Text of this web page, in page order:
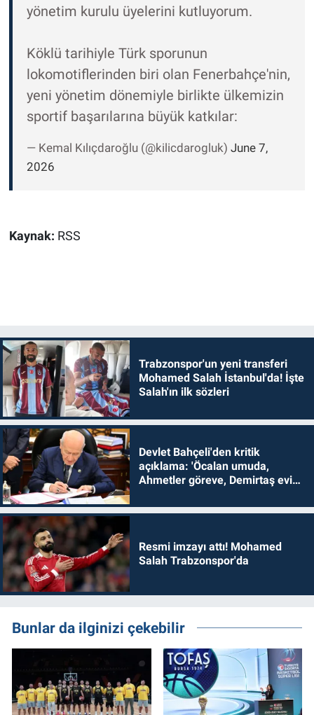
yönetim kurulu üyelerini kutluyorum.
Köklü tarihiyle Türk sporunun
lokomotiflerinden biri olan Fenerbahçe'nin,
yeni yönetim dönemiyle birlikte ülkemizin
sportif başarılarına büyük katkılar:
— Kemal Kılıçdaroğlu (@kilicdarogluk) June 7,
2026
Kaynak: RSS
Trabzonspor'un yeni transferi
Mohamed Salah İstanbul'da! İşte
Salah'ın ilk sözleri
Devlet Bahçeli'den kritik
açıklama: 'Öcalan umuda,
Ahmetler göreve, Demirtaş evine
Resmi imzayı attı! Mohamed
Salah Trabzonspor'da
Bunlar da ilginizi çekebilir